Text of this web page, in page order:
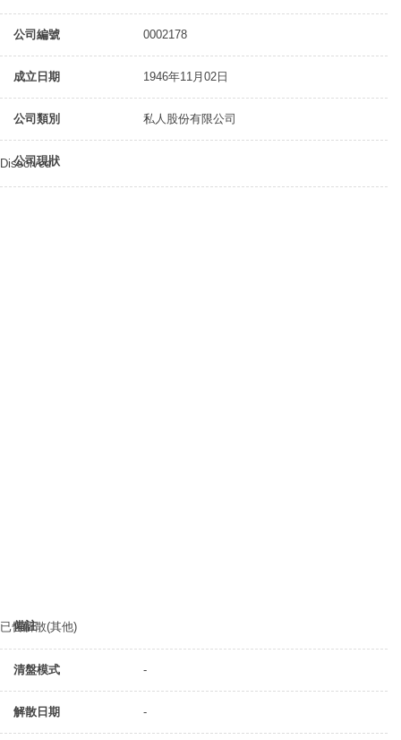
公司編號 0002178
成立日期 1946年11月02日
公司類別 私人股份有限公司
公司現狀
Dissolved
備註
已告解散(其他)
清盤模式 -
解散日期 -